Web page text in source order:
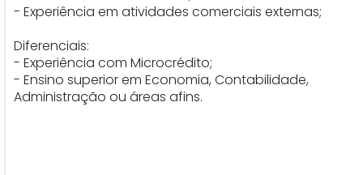
- Experiência em atividades comerciais externas;
Diferenciais:
- Experiência com Microcrédito;
- Ensino superior em Economia, Contabilidade,
Administração ou áreas afins.